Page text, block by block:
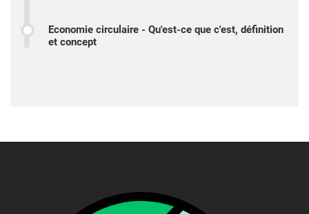
Economie circulaire - Qu'est-ce que c'est, définition
et concept